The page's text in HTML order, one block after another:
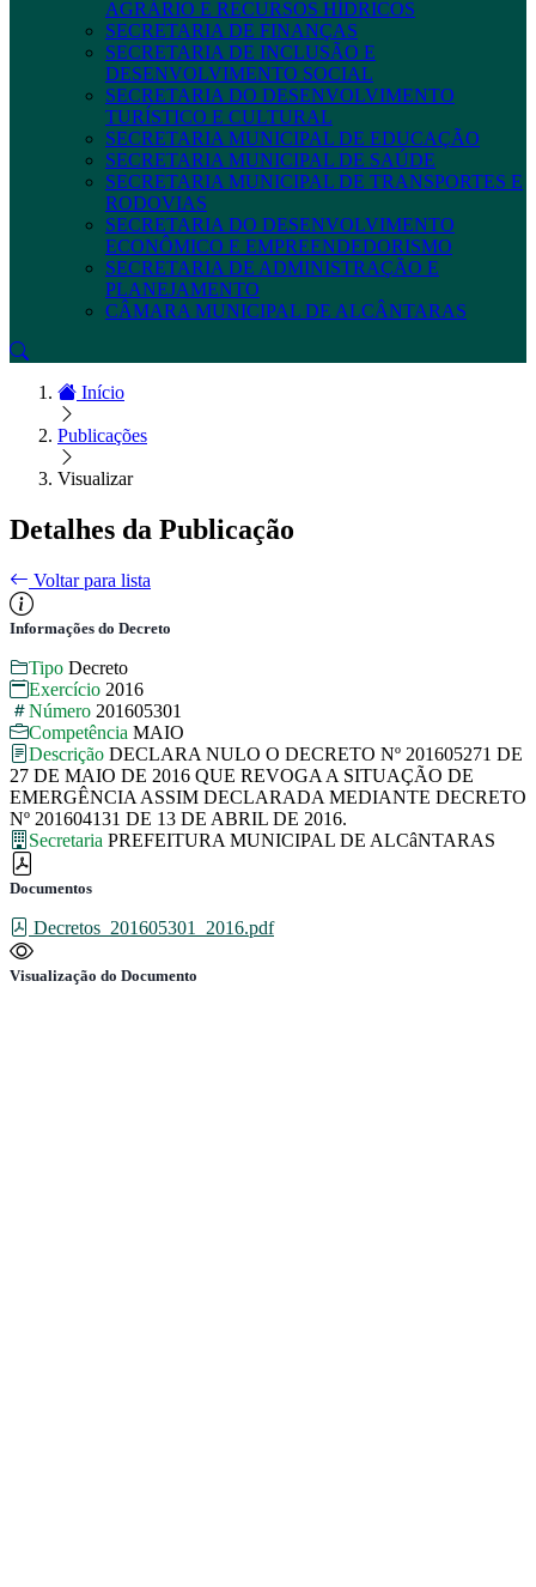
AGRÁRIO E RECURSOS HÍDRICOS
SECRETARIA DE FINANÇAS
SECRETARIA DE INCLUSÃO E
DESENVOLVIMENTO SOCIAL
SECRETARIA DO DESENVOLVIMENTO
TURÍSTICO E CULTURAL
SECRETARIA MUNICIPAL DE EDUCAÇÃO
SECRETARIA MUNICIPAL DE SAÚDE
SECRETARIA MUNICIPAL DE TRANSPORTES E
RODOVIAS
SECRETARIA DO DESENVOLVIMENTO
ECONÔMICO E EMPREENDEDORISMO
SECRETARIA DE ADMINISTRAÇÃO E
PLANEJAMENTO
CÂMARA MUNICIPAL DE ALCÂNTARAS
Início
Publicações
Visualizar
Detalhes da Publicação
Voltar para lista
Informações do Decreto
Tipo Decreto
Exercício 2016
Número 201605301
Competência MAIO
Descrição DECLARA NULO O DECRETO Nº 201605271 DE
27 DE MAIO DE 2016 QUE REVOGA A SITUAÇÃO DE
EMERGÊNCIA ASSIM DECLARADA MEDIANTE DECRETO
Nº 201604131 DE 13 DE ABRIL DE 2016.
Secretaria PREFEITURA MUNICIPAL DE ALCâNTARAS
Documentos
Decretos_201605301_2016.pdf
Visualização do Documento